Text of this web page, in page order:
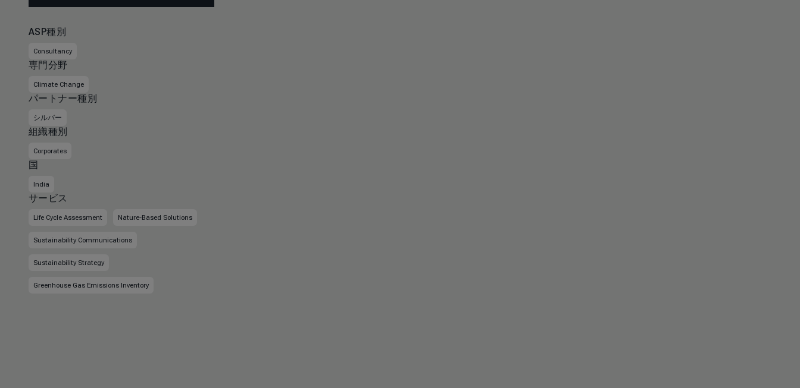
ASP種別
Consultancy
専門分野
Climate Change
パートナー種別
シルバー
組織種別
Corporates
国
India
サービス
Life Cycle Assessment Nature-Based Solutions
Sustainability Communications
Sustainability Strategy
Greenhouse Gas Emissions Inventory